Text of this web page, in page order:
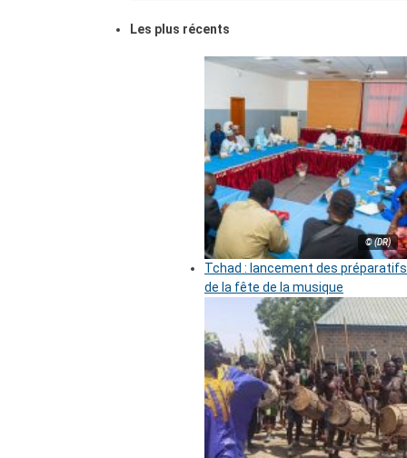
Les plus récents
© (DR)
Tchad : lancement des préparatifs
de la fête de la musique